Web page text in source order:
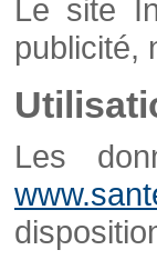
Le site
publicité,
Les